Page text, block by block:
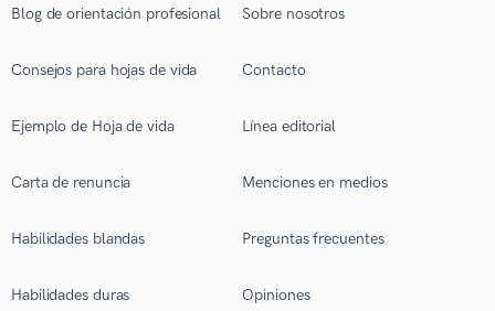
Blog de orientación profesional
Consejos para hojas de vida
Ejemplo de Hoja de vida
Carta de renuncia
Habilidades blandas
Habilidades duras
Sobre nosotros
Contacto
Línea editorial
Menciones en medios
Preguntas frecuentes
Opiniones